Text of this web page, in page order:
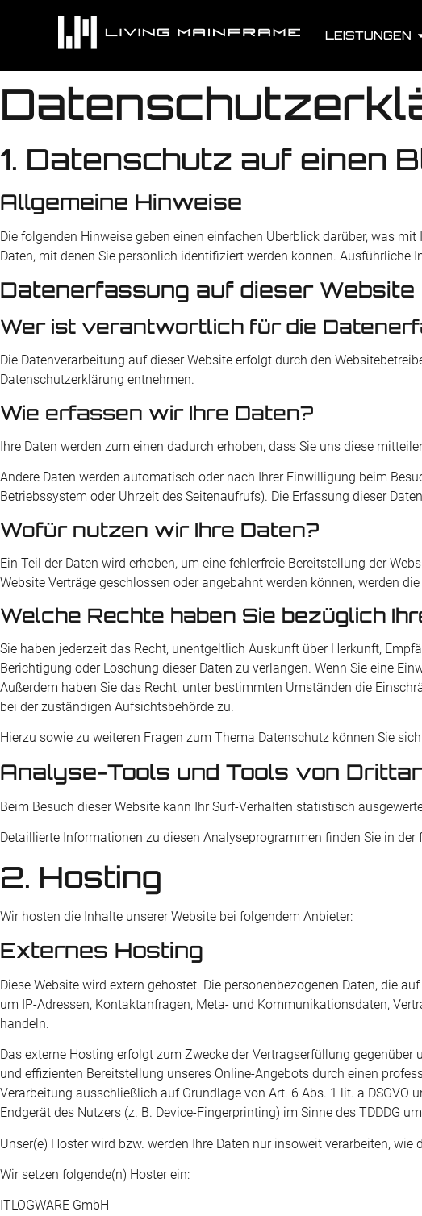
LEISTUNGEN
1. Datenschutz auf einen
Allgemeine Hinweise
Die folgenden Hinweise geben einen einfachen Überblick darüber, was
Daten, mit denen Sie persönlich identifiziert werden können.
Datenerfassung auf dieser Website
Wer ist verantwortlich für die
Die Datenverarbeitung auf dieser Website erfolgt durch den
Datenschutzerklärung entnehmen.
Wie erfassen wir Ihre Daten?
Ihre Daten werden zum einen dadurch erhoben, dass Sie uns diese
Andere Daten werden automatisch oder nach Ihrer Einwilligung beim
Betriebssystem oder Uhrzeit des Seitenaufrufs). Die Erfassung dieser
Wofür nutzen wir Ihre Daten?
Ein Teil der Daten wird erhoben, um eine fehlerfreie Bereitstellung der
Website Verträge geschlossen oder angebahnt werden können, werden
Welche Rechte haben Sie bezüglich
Sie haben jederzeit das Recht, unentgeltlich Auskunft über Herkunft,
Berichtigung oder Löschung dieser Daten zu verlangen. Wenn Sie eine
Außerdem haben Sie das Recht, unter bestimmten Umständen die
bei der zuständigen Aufsichtsbehörde zu.
Hierzu sowie zu weiteren Fragen zum Thema Datenschutz können Sie
Analyse-Tools und Tools von
Beim Besuch dieser Website kann Ihr Surf-Verhalten statistisch
Detaillierte Informationen zu diesen Analyseprogrammen finden Sie in
2. Hosting
Wir hosten die Inhalte unserer Website bei folgendem Anbieter:
Externes Hosting
Diese Website wird extern gehostet. Die personenbezogenen Daten, die
um IP-Adressen, Kontaktanfragen, Meta- und Kommunikationsdaten,
handeln.
Das externe Hosting erfolgt zum Zwecke der Vertragserfüllung
und effizienten Bereitstellung unseres Online-Angebots durch einen
Verarbeitung ausschließlich auf Grundlage von Art. 6 Abs. 1 lit. a
Endgerät des Nutzers (z. B. Device-Fingerprinting) im Sinne des TDDDG
Unser(e) Hoster wird bzw. werden Ihre Daten nur insoweit verarbeiten,
Wir setzen folgende(n) Hoster ein:
ITLOGWARE GmbH